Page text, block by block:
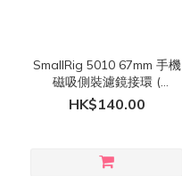
SmallRig 5010 67mm 手機
磁吸側裝濾鏡接環 (
SmallRig iPhone 16 系列手
機套籠 適用 )
HK$140.00